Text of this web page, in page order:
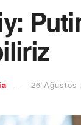
26 Ağustos